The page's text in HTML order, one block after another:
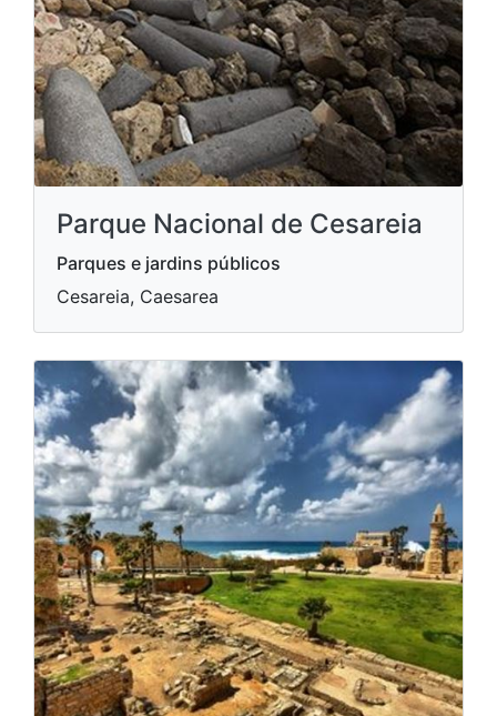
Parque Nacional de Cesareia
Parques e jardins públicos
Cesareia, Caesarea